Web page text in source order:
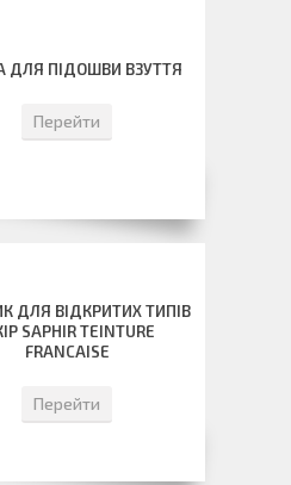
ДЛЯ ПІДОШВИ ВЗУТТЯ
Перейти
ДЛЯ ВІДКРИТИХ ТИПІВ
SAPHIR TEINTURE
FRANCAISE
Перейти